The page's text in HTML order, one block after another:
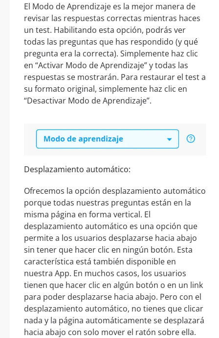
El Modo de Aprendizaje es la mejor manera de
revisar las respuestas correctas mientras haces
un test. Habilitando esta opción, podrás ver
todas las preguntas que has respondido (y qué
pregunta era la correcta). Simplemente haz clic
en “Activar Modo de Aprendizaje” y todas las
respuestas se mostrarán. Para restaurar el test a
su formato original, simplemente haz clic en
“Desactivar Modo de Aprendizaje”.
Desplazamiento automático:
Ofrecemos la opción desplazamiento automático
porque todas nuestras preguntas están en la
misma página en forma vertical. El
desplazamiento automático es una opción que
permite a los usuarios desplazarse hacia abajo
sin tener que hacer clic en ningún botón. Esta
característica está también disponible en
nuestra App. En muchos casos, los usuarios
tienen que hacer clic en algún botón o en un link
para poder desplazarse hacia abajo. Pero con el
desplazamiento automático, no tienes que clicar
nada y la página automáticamente se desplazará
hacia abajo con solo mover el ratón sobre ella.